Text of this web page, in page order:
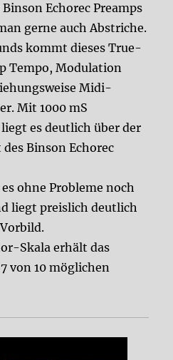
Echorec Preamps
gerne auch Abstriche.
kommt dieses True-
Tempo, Modulation
Midi-
Mit 1000 mS
es deutlich über der
Binson Echorec
ohne Probleme noch
liegt preislich deutlich
Skala erhält das
von 10 möglichen